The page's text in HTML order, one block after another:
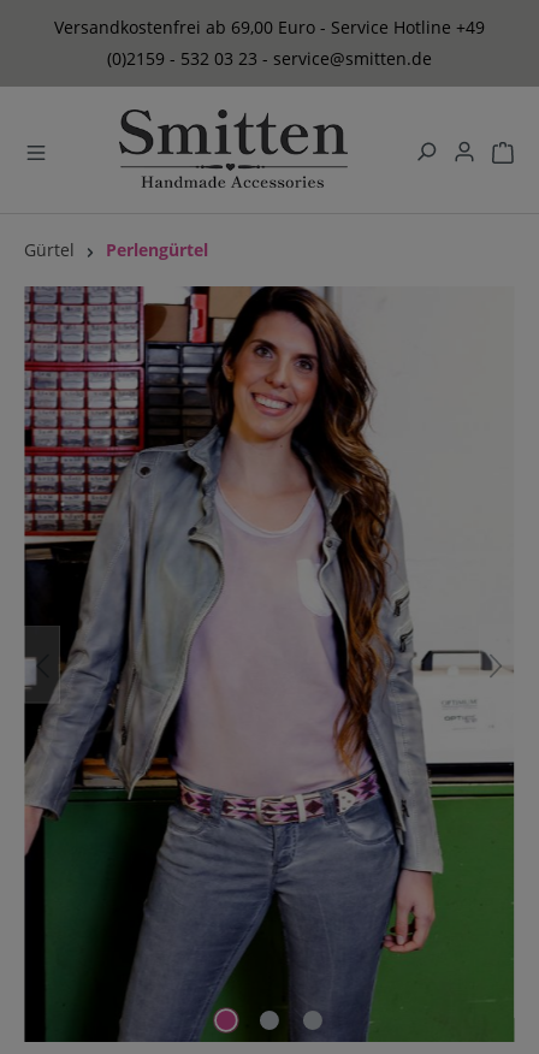
springen
Versandkostenfrei ab 69,00 Euro - Service Hotline +49
(0)2159 - 532 03 23 - service@smitten.de
Gürtel Perlengürtel
Bildergalerie überspringen